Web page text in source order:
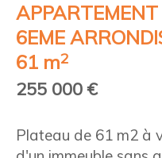
6EME
61 m2
255 000 €
Plateau de 61 m2 à